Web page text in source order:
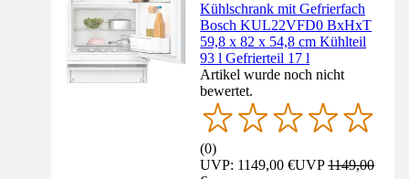
Kühlschrank mit Gefrierfach
Bosch KUL22VFD0 BxHxT
59,8 x 82 x 54,8 cm Kühlteil
93 l Gefrierteil 17 l
Artikel wurde noch nicht
bewertet.
(0)
UVP: 1149,00 €UVP1149,00